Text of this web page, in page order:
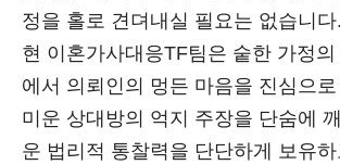
정을 홀로 견뎌내실 필요는 없습니
현 이혼가사대응TF팀은 숱한 가정
에서 의뢰인의 멍든 마음을 진심으
미운 상대방의 억지 주장을 단숨에
운 법리적 통찰력을 단단하게 보유